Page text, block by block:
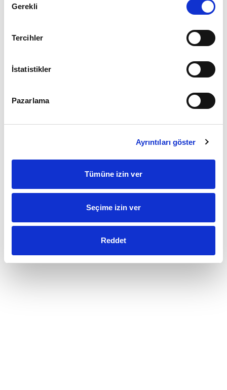
Seçimi
Gerekli
Tercihler
İstatistikler
Pazarlama
Ayrıntıları göster
Tümüne izin ver
Seçime izin ver
Reddet
Şifrenizi mi unuttunuz ?